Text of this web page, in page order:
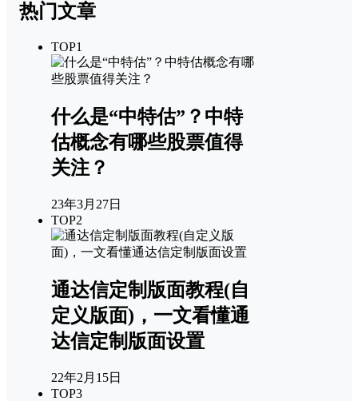
热门文章
TOP1
什么是“中特估”？中特
估概念有哪些股票值得
关注？
23年3月27日
TOP2
通达信定制版面教程(自
定义版面)，一文看懂通
达信定制版面设置
22年2月15日
TOP3